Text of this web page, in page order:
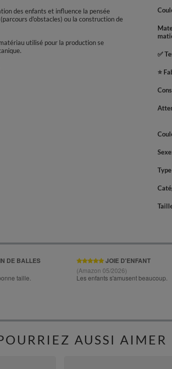
des enfants et influence la pensée
d'obstacles) ou la construction de
utilisé pour la production se
✅
⭐
Sexe
AUSSI AIMER